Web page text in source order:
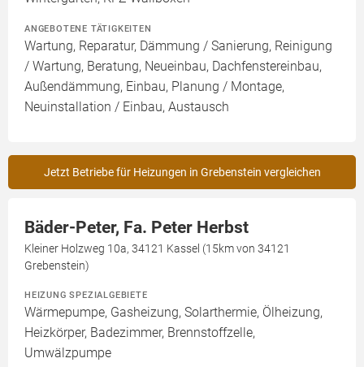
ANGEBOTENE TÄTIGKEITEN
Wartung, Reparatur, Dämmung / Sanierung, Reinigung
/ Wartung, Beratung, Neueinbau, Dachfenstereinbau,
Außendämmung, Einbau, Planung / Montage,
Neuinstallation / Einbau, Austausch
Jetzt Betriebe für Heizungen in Grebenstein vergleichen
Bäder-Peter, Fa. Peter Herbst
Kleiner Holzweg 10a, 34121 Kassel (15km von 34121
Grebenstein)
HEIZUNG SPEZIALGEBIETE
Wärmepumpe, Gasheizung, Solarthermie, Ölheizung,
Heizkörper, Badezimmer, Brennstoffzelle,
Umwälzpumpe